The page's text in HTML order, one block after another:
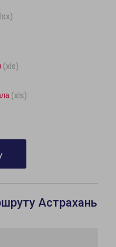
(xls)
(xls)
Астрахань